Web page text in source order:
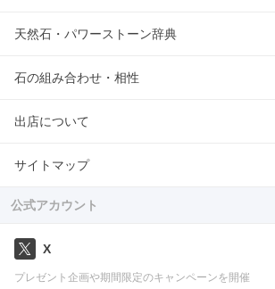
天然石・パワーストーン辞典
石の組み合わせ・相性
出店について
サイトマップ
公式アカウント
X
プレゼント企画や期間限定のキャンペーンを開催